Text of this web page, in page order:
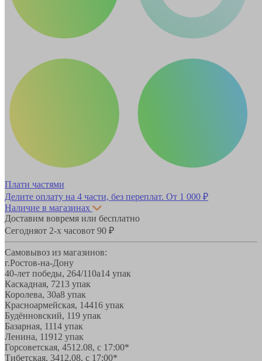
Плати частями
Делите оплату на 4 части, без переплат. От 1 000 ₽
Наличие в магазинах
Доставим вовремя или бесплатно
Сегодняот 2-х часовот 90 ₽
Самовывоз из магазинов:
г.Ростов-на-Дону
40-лет победы, 264/110а14 упак
Каскадная, 7213 упак
Королева, 30а8 упак
Красноармейская, 14416 упак
Будённовский, 119 упак
Базарная, 1114 упак
Ленина, 11912 упак
Горсоветская, 4512.08, с 17:00*
Тибетская, 3412.08, с 17:00*